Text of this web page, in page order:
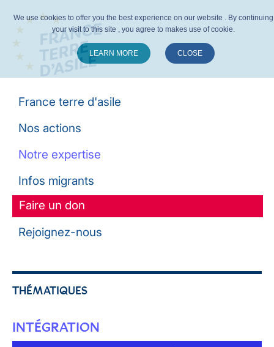
France terre d'asile
Nos actions
Notre expertise
Infos migrants
Faire un don
Rejoignez-nous
THÉMATIQUES
INTÉGRATION
We use cookies to offer you the best experience on our website . By continuing
your visit to this site , you agree to makes use of cookie.
LEARN MORE CLOSE